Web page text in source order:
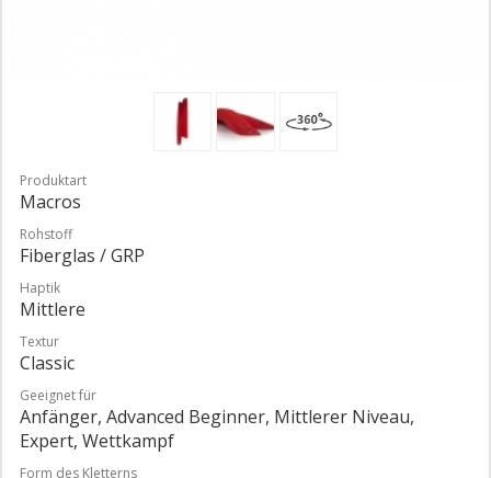
Produktart
Macros
Rohstoff
Fiberglas / GRP
Haptik
Mittlere
Textur
Classic
Geeignet für
Anfänger, Advanced Beginner, Mittlerer Niveau,
Expert, Wettkampf
Form des Kletterns